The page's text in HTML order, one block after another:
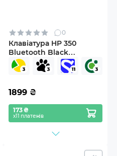
0
Клавіатура HP 350
Bluetooth Black
(692S8AA)
1899 ₴
173 ₴
х11 платежів